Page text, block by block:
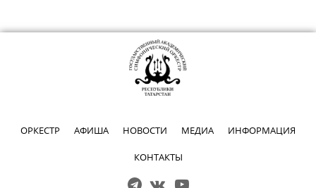
ОРКЕСТР АФИША НОВОСТИ МЕДИА ИНФОРМАЦИЯ
КОНТАКТЫ